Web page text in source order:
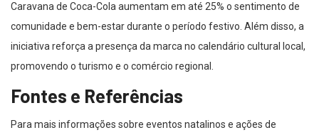
Caravana de Coca-Cola aumentam em até 25% o sentimento de
comunidade e bem-estar durante o período festivo. Além disso, a
iniciativa reforça a presença da marca no calendário cultural local,
promovendo o turismo e o comércio regional.
Fontes e Referências
Para mais informações sobre eventos natalinos e ações de